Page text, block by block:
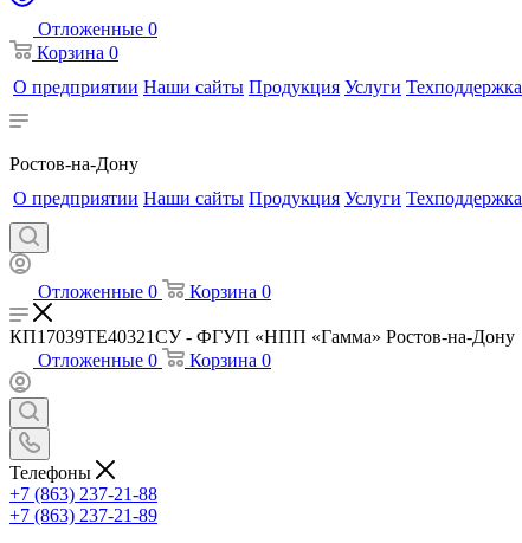
Отложенные 0
Корзина 0
О предприятии Наши сайты Продукция Услуги Техподдержка
Ростов-на-Дону
О предприятии Наши сайты Продукция Услуги Техподдержка
Отложенные 0 Корзина 0
КП17039TE40321СУ - ФГУП «НПП «Гамма» Ростов-на-Дону
Отложенные 0 Корзина 0
Телефоны
+7 (863) 237-21-88
+7 (863) 237-21-89